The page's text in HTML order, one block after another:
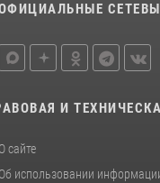
И
О сайте
Об использовании